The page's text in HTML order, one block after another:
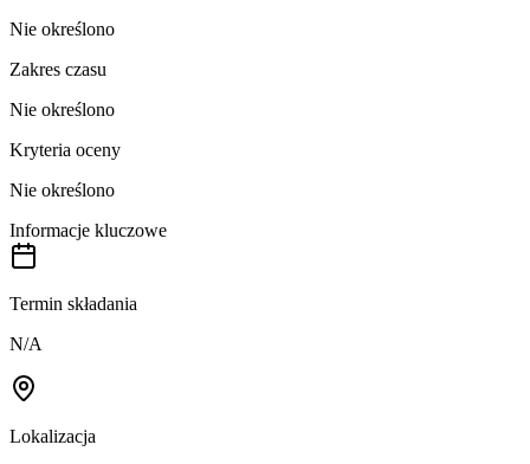
Nie określono
Zakres czasu
Nie określono
Kryteria oceny
Nie określono
Informacje kluczowe
Termin składania
N/A
Lokalizacja